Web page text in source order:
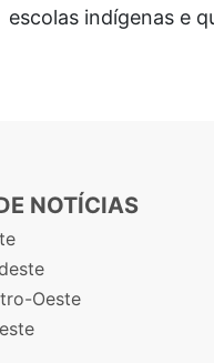
escolas indígenas e
NOTÍCIAS
Oeste